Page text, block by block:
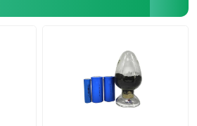
άλατος λίθιου